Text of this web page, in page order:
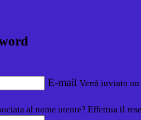
E-mail Verrà inviato
al nome utente? Effettua il